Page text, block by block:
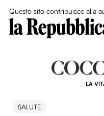
Questo sito contribuisce alla
LA
SALUTE